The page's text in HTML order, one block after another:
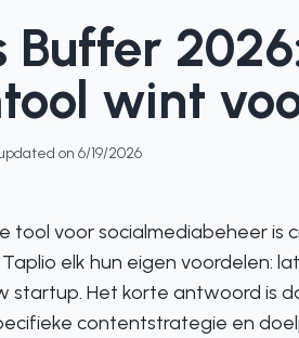
Buffer
wint
on 6/19/2026
tool voor socialmediabeheer is
elk hun eigen voordelen:
startup. Het korte antwoord is
contentstrategie en